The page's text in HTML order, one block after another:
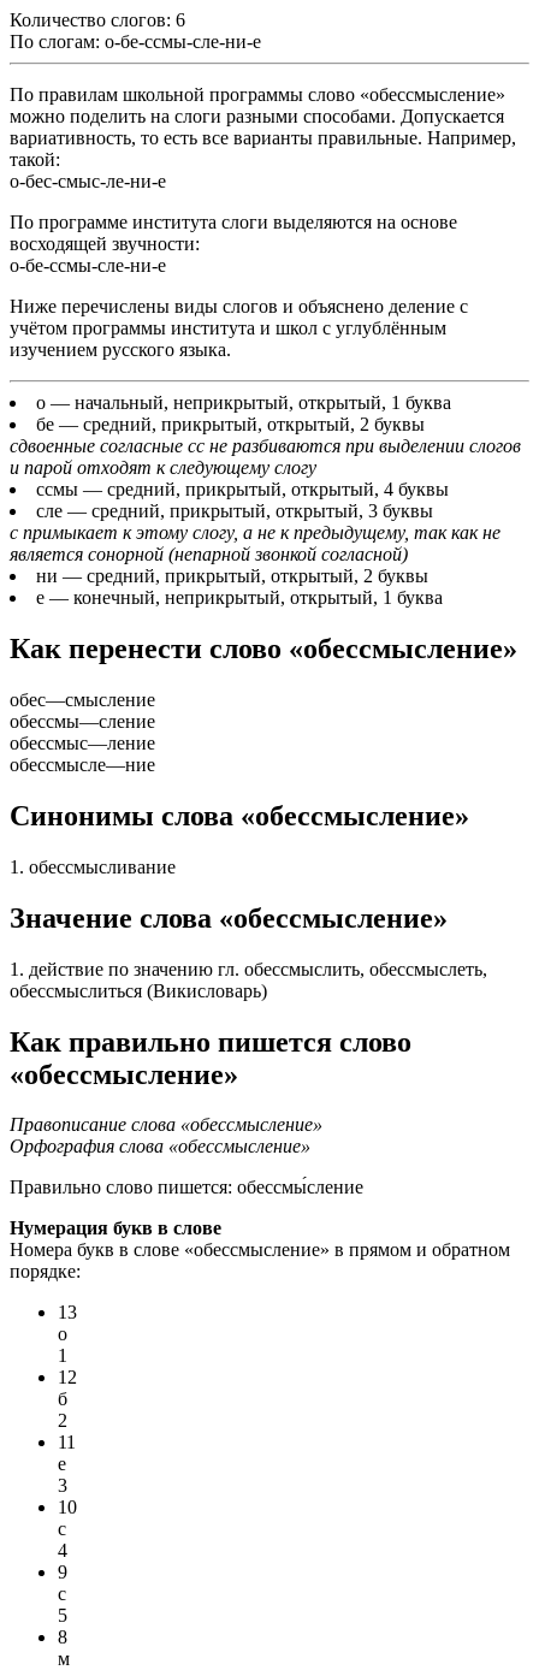
Количество слогов: 6
По слогам: о-бе-ссмы-сле-ни-е
По правилам школьной программы слово «обессмысление»
можно поделить на слоги разными способами. Допускается
вариативность, то есть все варианты правильные. Например,
такой:
о-бес-смыс-ле-ни-е
По программе института слоги выделяются на основе
восходящей звучности:
о-бе-ссмы-сле-ни-е
Ниже перечислены виды слогов и объяснено деление с
учётом программы института и школ с углублённым
изучением русского языка.
о — начальный, неприкрытый, открытый, 1 буква
бе — средний, прикрытый, открытый, 2 буквы
сдвоенные согласные сс не разбиваются при выделении слогов
и парой отходят к следующему слогу
ссмы — средний, прикрытый, открытый, 4 буквы
сле — средний, прикрытый, открытый, 3 буквы
с примыкает к этому слогу, а не к предыдущему, так как не
является сонорной (непарной звонкой согласной)
ни — средний, прикрытый, открытый, 2 буквы
е — конечный, неприкрытый, открытый, 1 буква
Как перенести слово «обессмысление»
обес—смысление
обессмы—сление
обессмыс—ление
обессмысле—ние
Синонимы слова «обессмысление»
1. обессмысливание
Значение слова «обессмысление»
1. действие по значению гл. обессмыслить, обессмыслеть,
обессмыслиться (Викисловарь)
Как правильно пишется слово
«обессмысление»
Правописание слова «обессмысление»
Орфография слова «обессмысление»
Правильно слово пишется: обессмы́сление
Нумерация букв в слове
Номера букв в слове «обессмысление» в прямом и обратном
порядке:
13
о
1
12
б
2
11
е
3
10
с
4
9
с
5
8
м